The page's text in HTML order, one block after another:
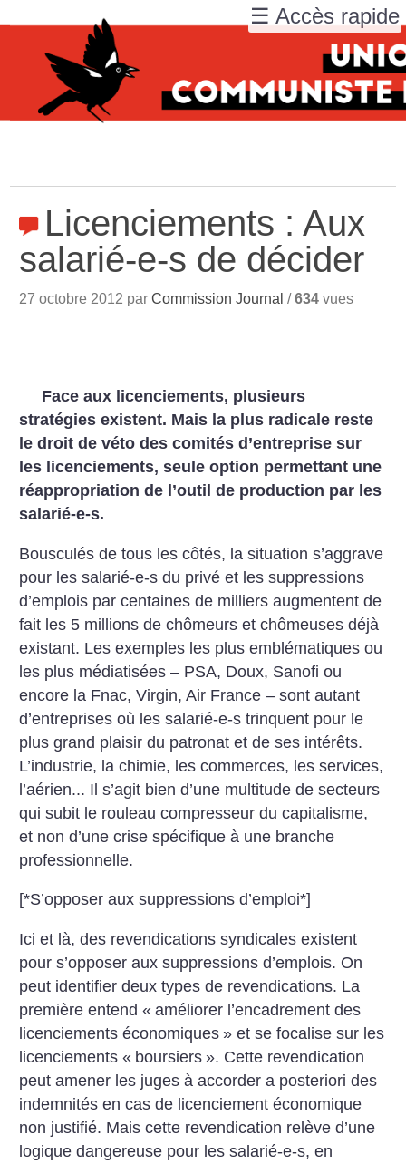
Licenciements : Aux
salarié-e-s de décider
27 octobre 2012 parCommission Journal /634 vues
Face aux licenciements, plusieurs
stratégies existent. Mais la plus radicale reste
le droit de véto des comités d’entreprise sur
les licenciements, seule option permettant une
réappropriation de l’outil de production par les
salarié-e-s.
Bousculés de tous les côtés, la situation s’aggrave
pour les salarié-e-s du privé et les suppressions
d’emplois par centaines de milliers augmentent de
fait les 5 millions de chômeurs et chômeuses déjà
existant. Les exemples les plus emblématiques ou
les plus médiatisées – PSA, Doux, Sanofi ou
encore la Fnac, Virgin, Air France – sont autant
d’entreprises où les salarié-e-s trinquent pour le
plus grand plaisir du patronat et de ses intérêts.
L’industrie, la chimie, les commerces, les services,
l’aérien... Il s’agit bien d’une multitude de secteurs
qui subit le rouleau compresseur du capitalisme,
et non d’une crise spécifique à une branche
professionnelle.
[*S’opposer aux suppressions d’emploi*]
Ici et là, des revendications syndicales existent
pour s’opposer aux suppressions d’emplois. On
peut identifier deux types de revendications. La
première entend « améliorer l’encadrement des
licenciements économiques » et se focalise sur les
licenciements « boursiers ». Cette revendication
peut amener les juges à accorder a posteriori des
indemnités en cas de licenciement économique
non justifié. Mais cette revendication relève d’une
logique dangereuse pour les salarié-e-s, en
☰ Accès rapide